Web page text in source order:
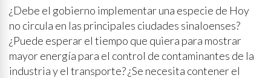
¿Debe el gobierno implementar una especie de Hoy
no circula en las principales ciudades sinaloenses?
¿Puede esperar el tiempo que quiera para mostrar
mayor energía para el control de contaminantes de la
industria y el transporte? ¿Se necesita contener el